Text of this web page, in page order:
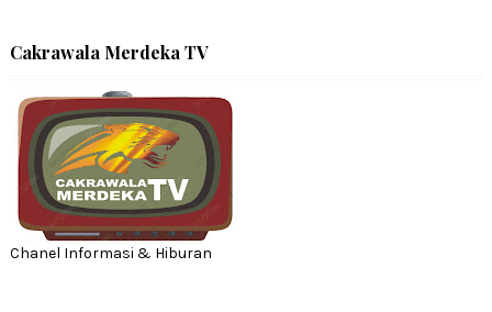
Cakrawala Merdeka TV
Chanel Informasi & Hiburan